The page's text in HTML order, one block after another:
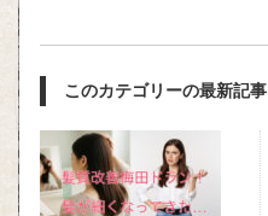
このカテゴリーの最新記事